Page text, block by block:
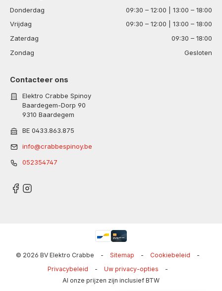
Donderdag
09:30 – 12:00 | 13:00 – 18:00
Vrijdag
09:30 – 12:00 | 13:00 – 18:00
Zaterdag
09:30 – 18:00
Zondag
Gesloten
Contacteer ons
Elektro Crabbe Spinoy
Baardegem-Dorp 90
9310 Baardegem
BE 0433.863.875
info@crabbespinoy.be
052354747
© 2026 BV Elektro Crabbe - Sitemap - Cookiebeleid
-
Privacybeleid
- Uw privacy-opties
-
Al onze prijzen zijn inclusief BTW